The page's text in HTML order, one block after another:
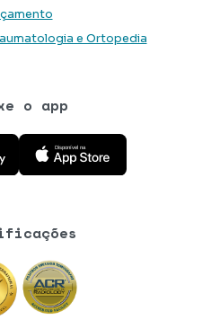
e Ortopedia
o app
na Google Play Store
Baixe o aplicativo na App Store